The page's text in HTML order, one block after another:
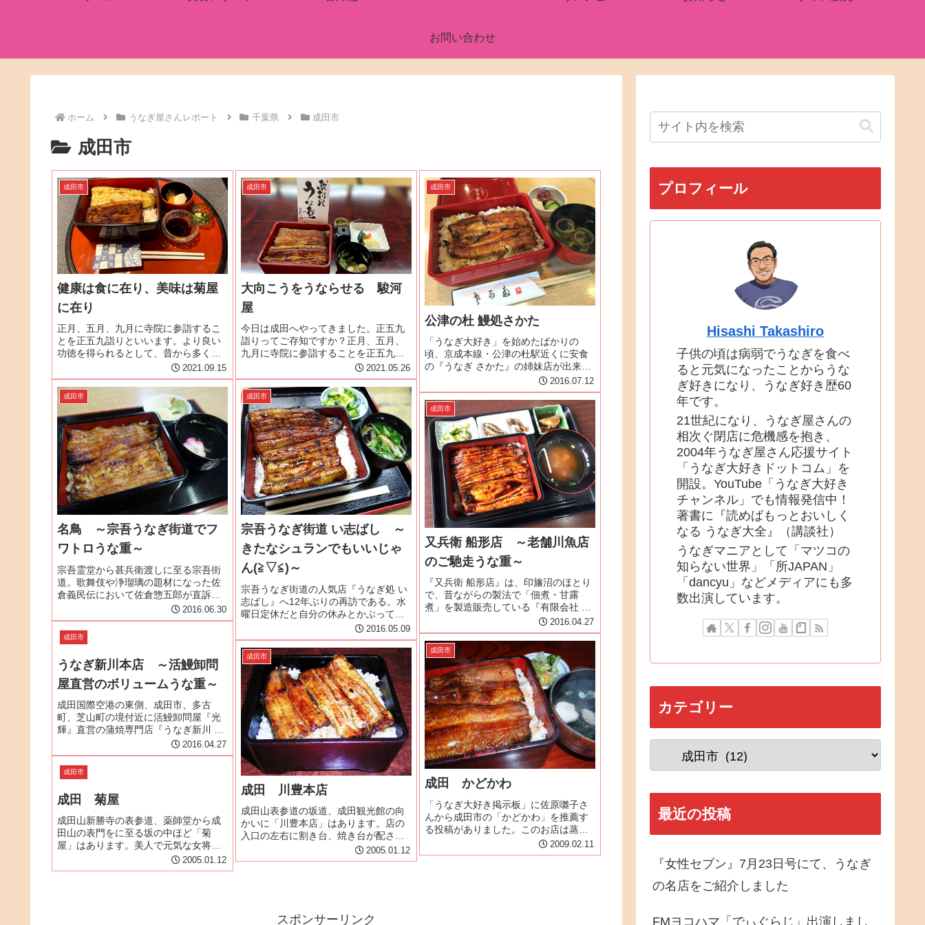
お問い合わせ
ホーム うなぎ屋さんレポート 千葉県 成田市
成田市
成田市
健康は食に在り、美味は菊屋
に在り
正月、五月、九月に寺院に参詣するこ
とを正五九詣りといいます。より良い
功徳を得られるとして、昔から多くの
方が成田山正五九詣りをしています。
という訳で5月に引き続いて成田へやっ
てきました。5月は『駿河屋』さんへ行
ったので今回はやはり成田の老舗『...
2021.09.15
成田市
大向こうをうならせる 駿河
屋
今日は成田へやってきました。正五九
詣りってご存知ですか？正月、五月、
九月に寺院に参詣することを正五九詣
りといいます。より良い功徳を得られ
るとして、昔から多くの方が成田山正
五九詣りをしています。私は、産まれ
たのが成田山参道の産科医院だったの
で...
2021.05.26
成田市
公津の杜 鰻処さかた
「うなぎ大好き」を始めたばかりの
頃、京成本線・公津の杜駅近くに安食
の『うなぎ さかた』の姉妹店が出来た
という情報を得ていた。調べると水曜
日が定休日で自分の休みとかぶってい
る。行ってみたいと思いつつ、なかな
か訪問が叶わないでいた。今回、定休
日...
2016.07.12
成田市
名鳥 ～宗吾うなぎ街道でフ
ワトロうな重～
宗吾霊堂から甚兵衛渡しに至る宗吾街
道。歌舞伎や浄瑠璃の題材になった佐
倉義民伝において佐倉惣五郎が直訴に
向かうために通ったとされることか
ら”直訴道”の別名もある。宗吾街道は、
約2kmの間に7軒の鰻店があることから
うなぎ好きの間では宗吾うなぎ街...
2016.06.30
成田市
宗吾うなぎ街道 い志ばし ～
きたなシュランでもいいじゃ
ん(≧▽≦)～
宗吾うなぎ街道の人気店『うなぎ処 い
志ばし』へ12年ぶりの再訪である。水
曜日定休だと自分の休みとかぶってし
まい、なかなか訪問できない(>_<)GW
明けにたまたま休みをとったので出掛
けてきた。店に着いたのは、14:30頃。
閉店間際の時間帯。店...
2016.05.09
成田市
又兵衛 船形店 ～老舗川魚店
のご馳走うな重～
『又兵衛 船形店』は、印旛沼のほとり
で、昔ながらの製法で「佃煮・甘露
煮」を製造販売している『有限会社 又
兵衛』の経営するお食事処。場所は、
宗吾霊堂前から甚兵衛大橋続く宗吾街
道の中ほどである。宗吾街道は、別
名：宗吾うなぎ街道とも呼ばれてい
て、...
2016.04.27
成田市
うなぎ新川本店 ～活鰻卸問
屋直営のボリュームうな重～
成田国際空港の東側、成田市、多古
町、芝山町の境付近に活鰻卸問屋『光
輝』直営の蒲焼専門店『うなぎ新川 本
店』がある。成田市街から国道51号線
を香取市方面へ走り、立体交差になっ
て「寺台インター」の手前「寺台交差
点」を右折して芝山はにわ街道に入
る...
2016.04.27
成田市
成田 かどかわ
「うなぎ大好き掲示板」に佐原囃子さ
んから成田市の「かどかわ」を推薦す
る投稿がありました。このお店は蒸す
工程の変わりに、湯通しをします。皮
目パリパリに、少し甘めのタレです。
2009.02.11
成田市
成田 川豊本店
成田山表参道の坂道、成田観光館の向
かいに「川豊本店」はあります。店の
入口の左右に割き台、焼き台が配さ
れ、お客さんの前での調理風景はこれ
ぞ究極のオープンキッチン？成田のお
2005.01.12
成田市
成田 菊屋
成田山新勝寺の表参道、薬師堂から成
田山の表門をに至る坂の中ほど「菊
屋」はあります。美人で元気な女将・
石橋昭子さん自らお店の前で出迎えく
れます。スタッフも接客も行き届いて
2005.01.12
スポンサーリンク
プロフィール
Hisashi Takashiro
子供の頃は病弱でうなぎを食べ
ると元気になったことからうな
ぎ好きになり、うなぎ好き歴60
年です。
21世紀になり、うなぎ屋さんの
相次ぐ閉店に危機感を抱き、
2004年うなぎ屋さん応援サイト
「うなぎ大好きドットコム」を
開設。YouTube「うなぎ大好き
チャンネル」でも情報発信中！
著書に『読めばもっとおいしく
なる うなぎ大全』（講談社）
うなぎマニアとして「マツコの
知らない世界」「所JAPAN」
「dancyu」などメディアにも多
数出演しています。
カテゴリー
最近の投稿
『女性セブン』7月23日号にて、うなぎ
の名店をご紹介しました
FMヨコハマ「でぃぐらじ」出演しまし